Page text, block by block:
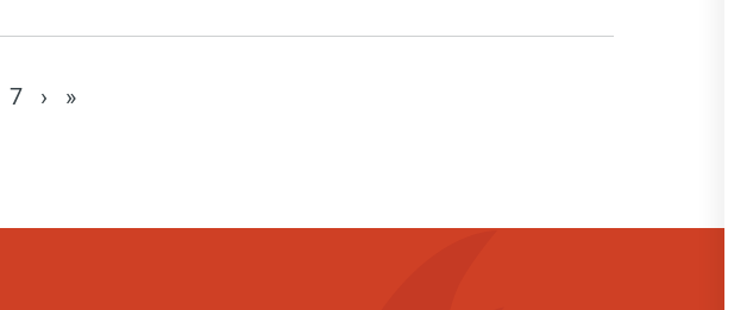
7 › »